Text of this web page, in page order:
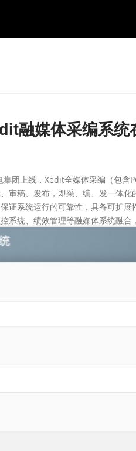
融媒体采编系统
上线，Xedit全媒体采编（包含
审稿、发布，即采、编、发一体化
系统运行的可靠性，具备可扩展
系统、绩效管理等融媒体系统融合